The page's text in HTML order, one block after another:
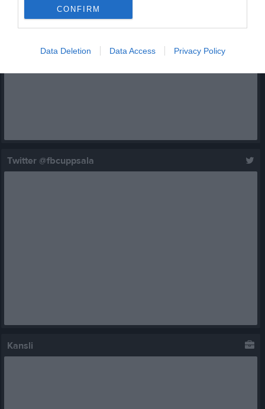
CONFIRM
Data Deletion Data Access Privacy Policy
Facebook
Twitter @fbcuppsala
Kansli